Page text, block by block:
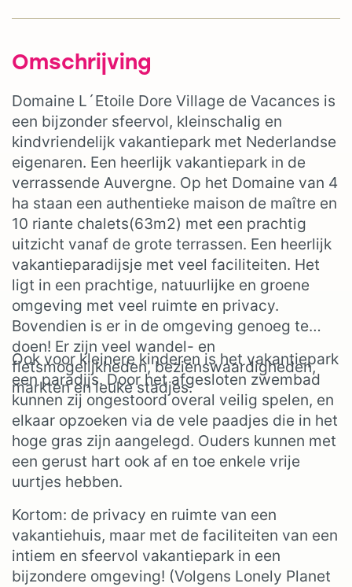
Omschrijving
Domaine L´Etoile Dore Village de Vacances is
een bijzonder sfeervol, kleinschalig en
kindvriendelijk vakantiepark met Nederlandse
eigenaren. Een heerlijk vakantiepark in de
verrassende Auvergne. Op het Domaine van 4
ha staan een authentieke maison de maître en
10 riante chalets(63m2) met een prachtig
uitzicht vanaf de grote terrassen. Een heerlijk
vakantieparadijsje met veel faciliteiten. Het
ligt in een prachtige, natuurlijke en groene
omgeving met veel ruimte en privacy.
Bovendien is er in de omgeving genoeg te
doen! Er zijn veel wandel- en
fietsmogelijkheden, bezienswaardigheden,
markten en leuke stadjes.
Ook voor kleinere kinderen is het vakantiepark
een paradijs. Door het afgesloten zwembad
kunnen zij ongestoord overal veilig spelen, en
elkaar opzoeken via de vele paadjes die in het
hoge gras zijn aangelegd. Ouders kunnen met
een gerust hart ook af en toe enkele vrije
uurtjes hebben.
Kortom: de privacy en ruimte van een
vakantiehuis, maar met de faciliteiten van een
intiem en sfeervol vakantiepark in een
bijzondere omgeving! (Volgens Lonely Planet